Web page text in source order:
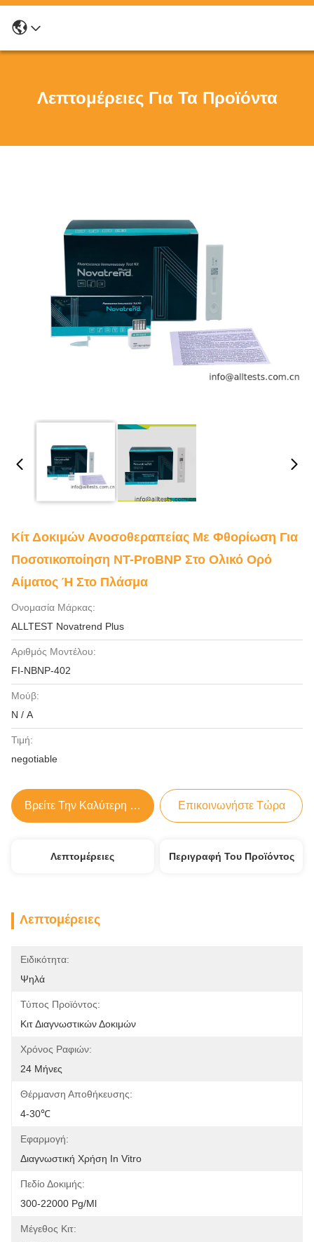
Λεπτομέρειες Για Τα Προϊόντα
Κίτ Δοκιμών Ανοσοθεραπείας Με Φθορίωση Για
Ποσοτικοποίηση NT-ProBNP Στο Ολικό Ορό
Αίματος Ή Στο Πλάσμα
Ονομασία Μάρκας:
ALLTEST Novatrend Plus
Αριθμός Μοντέλου:
FI-NBNP-402
Μούβ:
N / A
Τιμή:
negotiable
Βρείτε Την Καλύτερη Τιμή Επικοινωνήστε Τώρα
Λεπτομέρειες Περιγραφή Του Προϊόντος
Λεπτομέρειες
Ειδικότητα:
Ψηλά
Τύπος Προϊόντος:
Κιτ Διαγνωστικών Δοκιμών
Χρόνος Ραφιών:
24 Μήνες
Θέρμανση Αποθήκευσης:
4-30℃
Εφαρμογή:
Διαγνωστική Χρήση In Vitro
Πεδίο Δοκιμής:
300-22000 Pg/ml
Μέγεθος Κιτ: